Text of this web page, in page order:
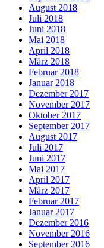
August 2018
Juli 2018
Juni 2018
Mai 2018
April 2018
März 2018
Februar 2018
Januar 2018
Dezember 2017
November 2017
Oktober 2017
September 2017
August 2017
Juli 2017
Juni 2017
Mai 2017
April 2017
März 2017
Februar 2017
Januar 2017
Dezember 2016
November 2016
September 2016